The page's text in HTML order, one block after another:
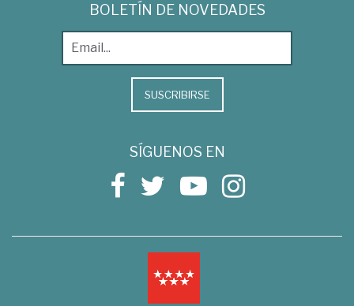
BOLETÍN DE NOVEDADES
SUSCRIBIRSE
SÍGUENOS EN